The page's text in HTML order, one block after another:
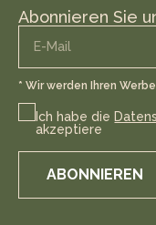
Abonnieren Sie
* Wir werden Ihren
Ich habe die
akzeptiere
ABONNIEREN